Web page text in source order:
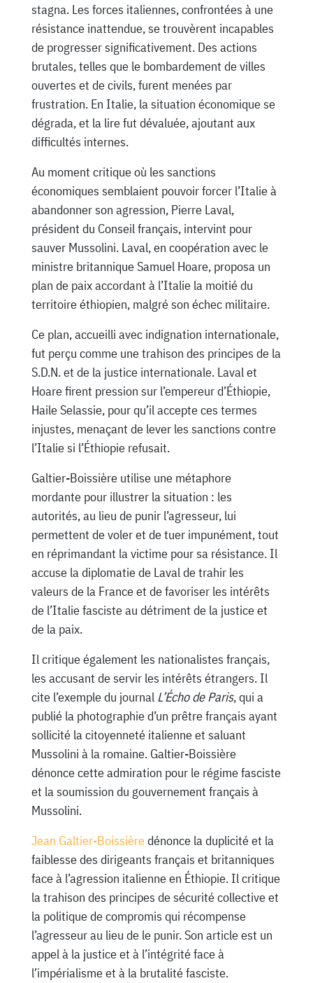
stagna. Les forces italiennes, confrontées à une
résistance inattendue, se trouvèrent incapables
de progresser significativement. Des actions
brutales, telles que le bombardement de villes
ouvertes et de civils, furent menées par
frustration. En Italie, la situation économique se
dégrada, et la lire fut dévaluée, ajoutant aux
difficultés internes.
Au moment critique où les sanctions
économiques semblaient pouvoir forcer l’Italie à
abandonner son agression, Pierre Laval,
président du Conseil français, intervint pour
sauver Mussolini. Laval, en coopération avec le
ministre britannique Samuel Hoare, proposa un
plan de paix accordant à l’Italie la moitié du
territoire éthiopien, malgré son échec militaire.
Ce plan, accueilli avec indignation internationale,
fut perçu comme une trahison des principes de la
S.D.N. et de la justice internationale. Laval et
Hoare firent pression sur l’empereur d’Éthiopie,
Haile Selassie, pour qu’il accepte ces termes
injustes, menaçant de lever les sanctions contre
l’Italie si l’Éthiopie refusait.
Galtier-Boissière utilise une métaphore
mordante pour illustrer la situation : les
autorités, au lieu de punir l’agresseur, lui
permettent de voler et de tuer impunément, tout
en réprimandant la victime pour sa résistance. Il
accuse la diplomatie de Laval de trahir les
valeurs de la France et de favoriser les intérêts
de l’Italie fasciste au détriment de la justice et
de la paix.
Il critique également les nationalistes français,
les accusant de servir les intérêts étrangers. Il
cite l’exemple du journal L’Écho de Paris, qui a
publié la photographie d’un prêtre français ayant
sollicité la citoyenneté italienne et saluant
Mussolini à la romaine. Galtier-Boissière
dénonce cette admiration pour le régime fasciste
et la soumission du gouvernement français à
Mussolini.
Jean Galtier-Boissièredénonce la duplicité et la
faiblesse des dirigeants français et britanniques
face à l’agression italienne en Éthiopie. Il critique
la trahison des principes de sécurité collective et
la politique de compromis qui récompense
l’agresseur au lieu de le punir. Son article est un
appel à la justice et à l’intégrité face à
l’impérialisme et à la brutalité fasciste.